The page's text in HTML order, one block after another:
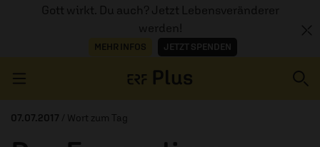
Gott wirkt. Du auch? Jetzt Lebensveränderer
werden!
MEHR INFOS JETZT SPENDEN
07.07.2017 / Wort zum Tag